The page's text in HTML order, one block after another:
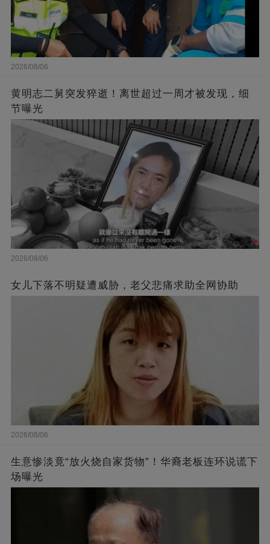
2026/08/06
黄明志二舅突发猝逝！离世超过一周才被发现，细
节曝光
2026/08/06
女儿下落不明疑遭威胁，老父悲痛求助全网协助
2026/08/06
生意惨淡竟“放火烧自家货物”！华裔老板连环说谎下
场曝光